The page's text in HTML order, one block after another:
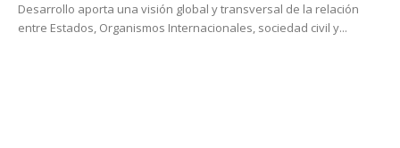
Desarrollo aporta una visión global y transversal de la relación
entre Estados, Organismos Internacionales, sociedad civil y...